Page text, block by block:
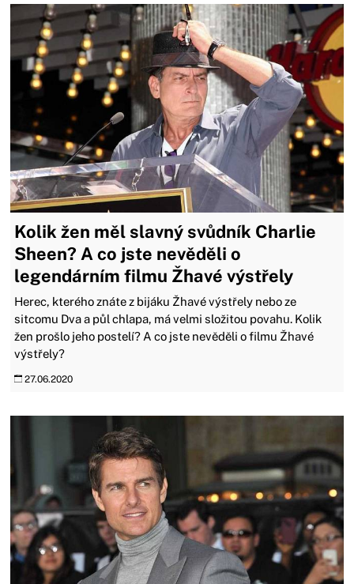
Kolik žen měl slavný svůdník Charlie
Sheen? A co jste nevěděli o
legendárním filmu Žhavé výstřely
Herec, kterého znáte z bijáku Žhavé výstřely nebo ze
sitcomu Dva a půl chlapa, má velmi složitou povahu. Kolik
žen prošlo jeho postelí? A co jste nevěděli o filmu Žhavé
výstřely?
27.06.2020